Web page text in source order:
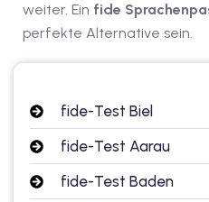
den fide-Test
weiter. Ein fide
perfekte Alternative sein.
fide-Test Biel
fide-Test Aarau
fide-Test Baden